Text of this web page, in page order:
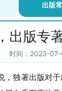
出版
出版专
时间：2023-
，独著出版对于